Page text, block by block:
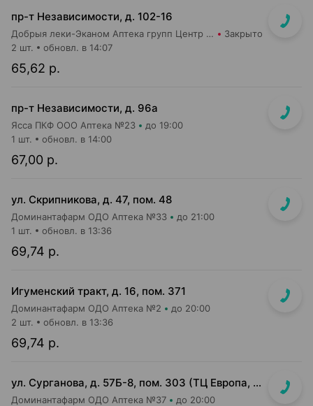
пр-т Независимости, д. 102-16
Добрыя леки-Эканом Аптека групп Центр ООО Аптека №19 Закрыто
65,62 р.
2 шт. обновл. в 14:07
пр-т Независимости, д. 96а
Ясса ПКФ ООО Аптека №23 до 19:00
67,00 р.
1 шт. обновл. в 14:00
ул. Скрипникова, д. 47, пом. 48
Доминантафарм ОДО Аптека №33 до 21:00
69,74 р.
1 шт. обновл. в 13:36
Игуменский тракт, д. 16, пом. 371
Доминантафарм ОДО Аптека №2 до 20:00
69,74 р.
2 шт. обновл. в 13:36
ул. Сурганова, д. 57Б-8, пом. 303 (ТЦ Европа, 3 этаж)
Доминантафарм ОДО Аптека №37 до 20:00